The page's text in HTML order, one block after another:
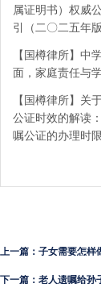
属证明书）权威
引（二〇二五年版
【国樽律所】中
面，家庭责任与
【国樽律所】关
公证时效的解读
嘱公证的办理时
上一篇：子女需要怎样
下一篇：老人遗嘱给孙